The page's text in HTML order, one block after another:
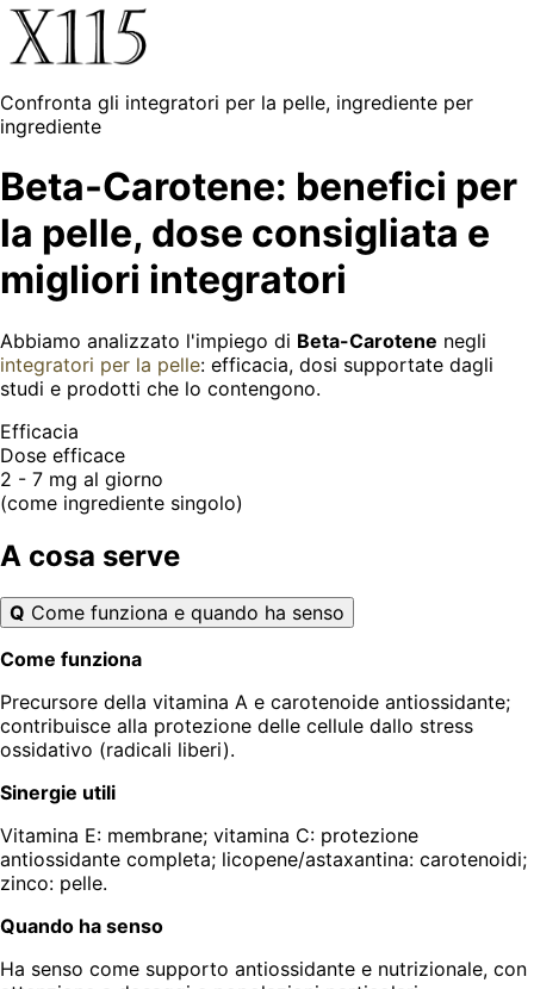
Confronta gli integratori per la pelle, ingrediente per
ingrediente
Beta-Carotene: benefici per
la pelle, dose consigliata e
migliori integratori
Abbiamo analizzato l'impiego di Beta-Carotene negli
integratori per la pelle: efficacia, dosi supportate dagli
studi e prodotti che lo contengono.
Efficacia
Dose efficace
2 - 7 mg al giorno
(come ingrediente singolo)
A cosa serve
Q Come funziona e quando ha senso
Come funziona
Precursore della vitamina A e carotenoide antiossidante;
contribuisce alla protezione delle cellule dallo stress
ossidativo (radicali liberi).
Sinergie utili
Vitamina E: membrane; vitamina C: protezione
antiossidante completa; licopene/astaxantina: carotenoidi;
zinco: pelle.
Quando ha senso
Ha senso come supporto antiossidante e nutrizionale, con